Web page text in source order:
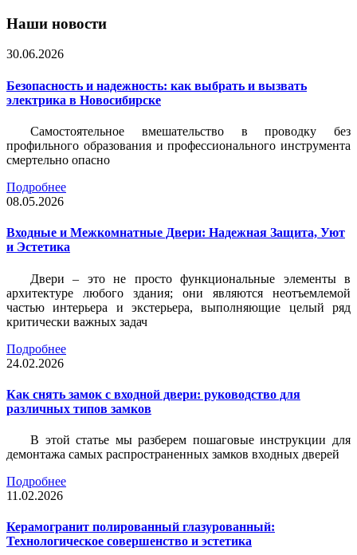
Наши новости
30.06.2026
Безопасность и надежность: как выбрать и вызвать
электрика в Новосибирске
Самостоятельное вмешательство в проводку без
профильного образования и профессионального инструмента
смертельно опасно
Подробнее
08.05.2026
Входные и Межкомнатные Двери: Надежная Защита, Уют
и Эстетика
Двери – это не просто функциональные элементы в
архитектуре любого здания; они являются неотъемлемой
частью интерьера и экстерьера, выполняющие целый ряд
критически важных задач
Подробнее
24.02.2026
Как снять замок с входной двери: руководство для
различных типов замков
В этой статье мы разберем пошаговые инструкции для
демонтажа самых распространенных замков входных дверей
Подробнее
11.02.2026
Керамогранит полированный глазурованный:
Технологическое совершенство и эстетика